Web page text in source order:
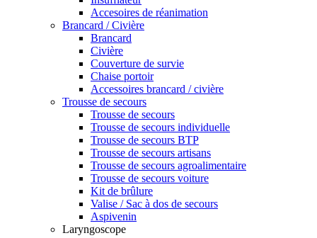
Accesoires de réanimation
Brancard / Civière
Brancard
Civière
Couverture de survie
Chaise portoir
Accessoires brancard / civière
Trousse de secours
Trousse de secours
Trousse de secours individuelle
Trousse de secours BTP
Trousse de secours artisans
Trousse de secours agroalimentaire
Trousse de secours voiture
Kit de brûlure
Valise / Sac à dos de secours
Aspivenin
Laryngoscope